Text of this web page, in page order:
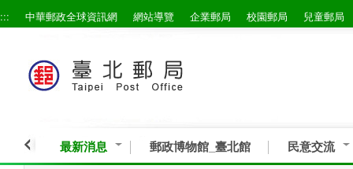
跳到主要內容區塊
::: 中華郵政全球資訊網 網站導覽 企業郵局 校園郵局 兒童郵局
最新消息 郵政博物館_臺北館 民意交流